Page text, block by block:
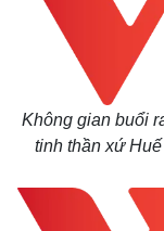
Không gian buổi
tinh thần xứ